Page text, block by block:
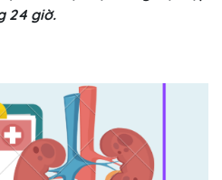
24 giờ.